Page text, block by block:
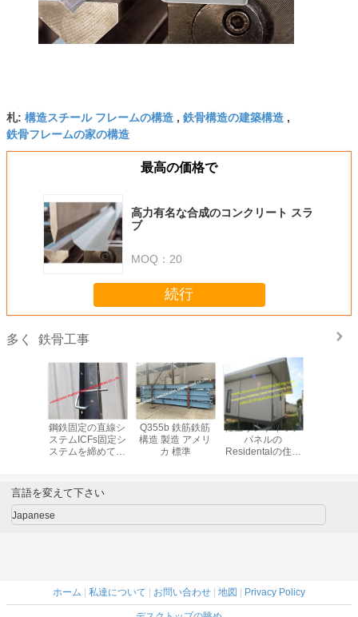
札: 構造スチール フレームの構造 , 鉄骨構造の建築構造 ,
鉄骨フレームの家の構造
最高の価格で
高力有名な合成のコンクリート スラ
ブ
MOQ： 20
続行
多く 鉄骨工事
鋼鉄固定の直線シ
ステムICFs固定シ
ステムを締めてい
Q355b 鉄筋鉄筋
構造 製造 アメリ
カ 標準
軽量サンドイッチ
パネルの
Residentalの住宅
言語を変えて下さい
Japanese
ホーム | 私達について | お問い合わせ | 地図 | Privacy Policy